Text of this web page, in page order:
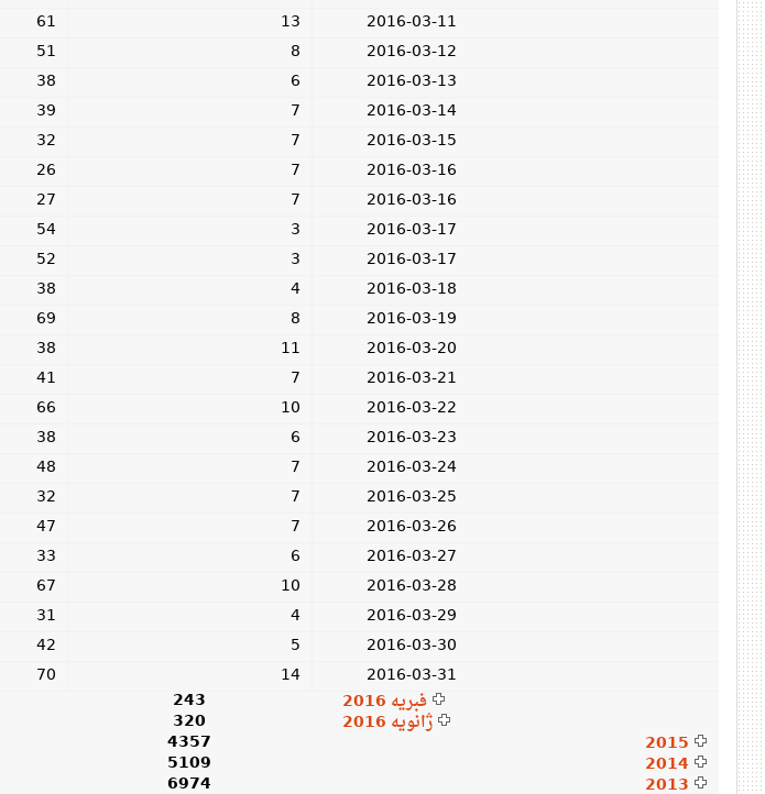
2016-03-11
13
61
2016-03-12
8
51
2016-03-13
6
38
2016-03-14
7
39
2016-03-15
7
32
2016-03-16
7
26
2016-03-16
7
27
2016-03-17
3
54
2016-03-17
3
52
2016-03-18
4
38
2016-03-19
8
69
2016-03-20
11
38
2016-03-21
7
41
2016-03-22
10
66
2016-03-23
6
38
2016-03-24
7
48
2016-03-25
7
32
2016-03-26
7
47
2016-03-27
6
33
2016-03-28
10
67
2016-03-29
4
31
2016-03-30
5
42
2016-03-31
14
70
فبریه 2016
243
ژانویه 2016 320
2015
4357
2014
5109
2013
6974